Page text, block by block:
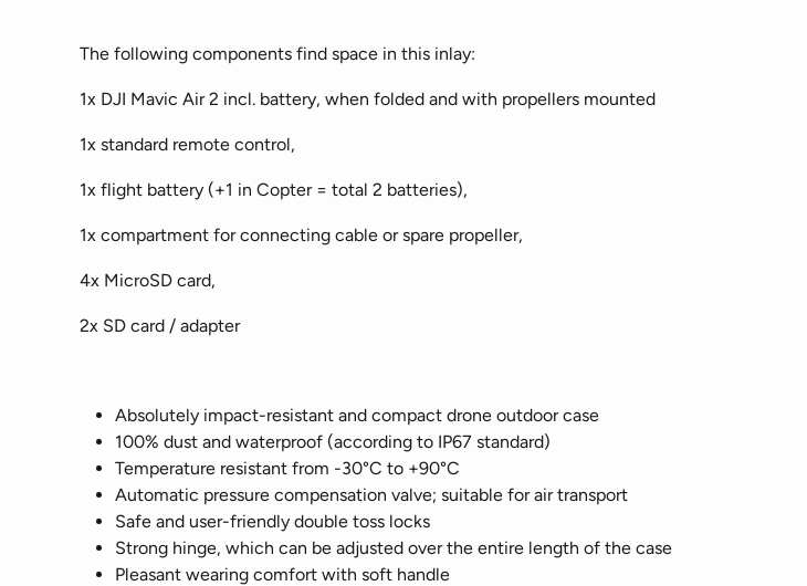
The following components find space in this inlay:
1x DJI Mavic Air 2 incl. battery, when folded and with propellers mounted
1x standard remote control,
1x flight battery (+1 in Copter = total 2 batteries),
1x compartment for connecting cable or spare propeller,
4x MicroSD card,
2x SD card / adapter
Absolutely impact-resistant and compact drone outdoor case
100% dust and waterproof (according to IP67 standard)
Temperature resistant from -30°C to +90°C
Automatic pressure compensation valve; suitable for air transport
Safe and user-friendly double toss locks
Strong hinge, which can be adjusted over the entire length of the case
Pleasant wearing comfort with soft handle